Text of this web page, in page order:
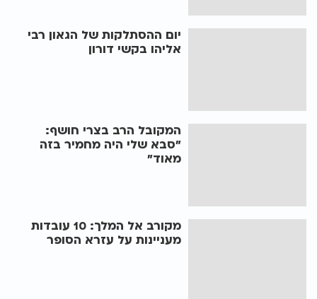
יום ההסתלקות של הגאון רבי
אליהו בקשי דורון
המקובל הרב בצרי חושף:
"סבא שלי היה מחמיר בזה
מאוד"
מקורב אל המלך: 10 עובדות
מעניינות על עזרא הסופר